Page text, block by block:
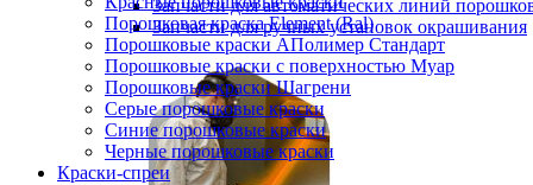
Запчасти для автоматических линий
Запчасти для ручных установок окрашивания
Порошковая краска Element (Ral)
Порошковые краски АПолимер Стандарт
Порошковые краски с поверхностью Муар
Порошковые краски Шагрени
Серые порошковые краски
Синие порошковые краски
Черные порошковые краски
Краски-спреи